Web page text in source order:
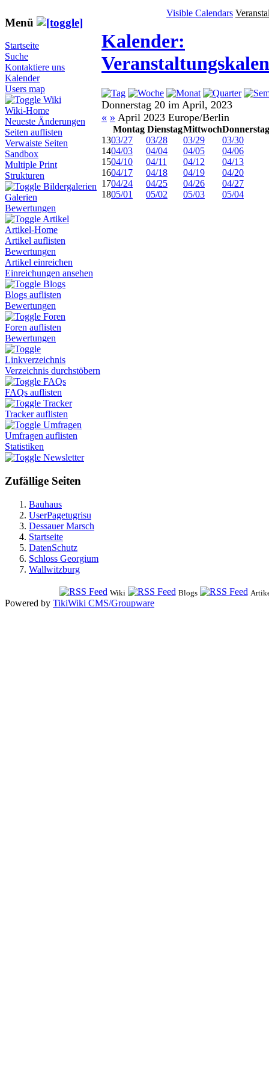
Menü
Startseite
Suche
Kontaktiere uns
Kalender
Users map
Wiki
Wiki-Home
Neueste Änderungen
Seiten auflisten
Verwaiste Seiten
Sandbox
Multiple Print
Strukturen
Bildergalerien
Galerien
Bewertungen
Artikel
Artikel-Home
Artikel auflisten
Bewertungen
Artikel einreichen
Einreichungen ansehen
Blogs
Blogs auflisten
Bewertungen
Foren
Foren auflisten
Bewertungen
Linkverzeichnis
Verzeichnis durchstöbern
FAQs
FAQs auflisten
Tracker
Tracker auflisten
Umfragen
Umfragen auflisten
Statistiken
Newsletter
Zufällige Seiten
Bauhaus
UserPagetugrisu
Dessauer Marsch
Startseite
DatenSchutz
Schloss Georgium
Wallwitzburg
Visible Calendars
Kalender:
Donnerstag 20 im April, 2023
« » April 2023 Europe/Berlin
Montag DienstagMittwochDonnerstag
1303/27 03/28 03/29
03/30
1404/03 04/04 04/05
04/06
1504/10 04/11 04/12
04/13
1604/17 04/18 04/19
04/20
1704/24 04/25 04/26
04/27
1805/01 05/02 05/03 05/04
Wiki Blogs
Powered by TikiWiki CMS/Groupware